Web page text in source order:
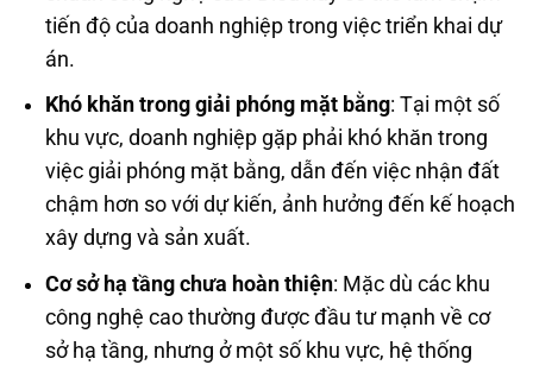
tiến độ của doanh nghiệp trong việc triển khai dự
án.
Khó khăn trong giải phóng mặt bằng: Tại một số
khu vực, doanh nghiệp gặp phải khó khăn trong
việc giải phóng mặt bằng, dẫn đến việc nhận đất
chậm hơn so với dự kiến, ảnh hưởng đến kế hoạch
xây dựng và sản xuất.
Cơ sở hạ tầng chưa hoàn thiện: Mặc dù các khu
công nghệ cao thường được đầu tư mạnh về cơ
sở hạ tầng, nhưng ở một số khu vực, hệ thống